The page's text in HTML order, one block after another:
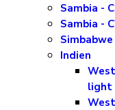
Sambia -
Sambia -
Simbabwe
Indien
light